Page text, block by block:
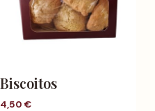
Biscoitos
4,50 €